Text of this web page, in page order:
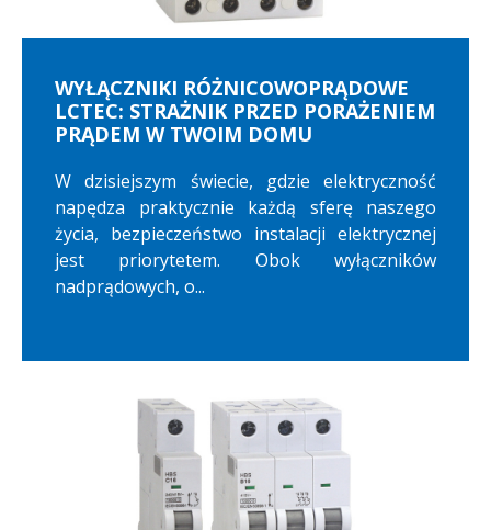
WYŁĄCZNIKI RÓŻNICOWOPRĄDOWE
LCTEC: STRAŻNIK PRZED PORAŻENIEM
PRĄDEM W TWOIM DOMU
W dzisiejszym świecie, gdzie elektryczność
napędza praktycznie każdą sferę naszego
życia, bezpieczeństwo instalacji elektrycznej
jest priorytetem. Obok wyłączników
nadprądowych, o...